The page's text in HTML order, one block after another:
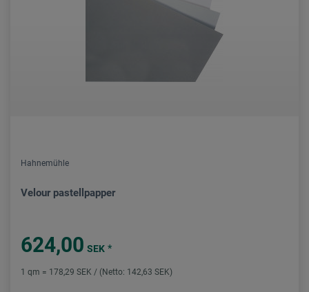
Hahnemühle
Velour pastellpapper
624,00 SEK *
1 qm = 178,29 SEK / (Netto: 142,63 SEK)